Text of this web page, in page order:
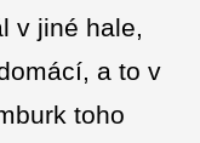
v jiné hale,
a to v
toho